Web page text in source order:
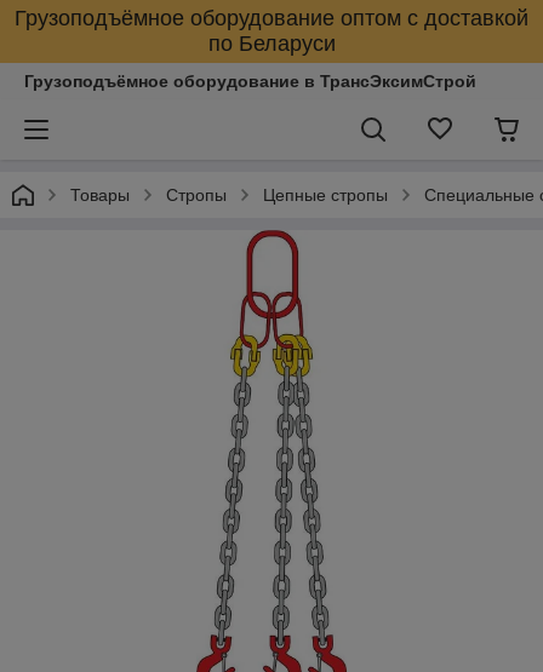
Грузоподъёмное оборудование оптом с доставкой
по Беларуси
Грузоподъёмное оборудование в ТрансЭксимСтрой
Товары Стропы Цепные стропы Специальные